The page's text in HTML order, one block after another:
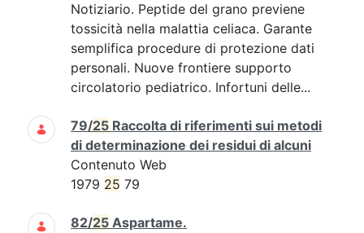
Notiziario. Peptide del grano previene
tossicità nella malattia celiaca. Garante
semplifica procedure di protezione dati
personali. Nuove frontiere supporto
circolatorio pediatrico. Infortuni delle...
79/25 Raccolta di riferimenti sui metodi
di determinazione dei residui di alcuni
Contenuto Web
1979 25 79
82/25 Aspartame.